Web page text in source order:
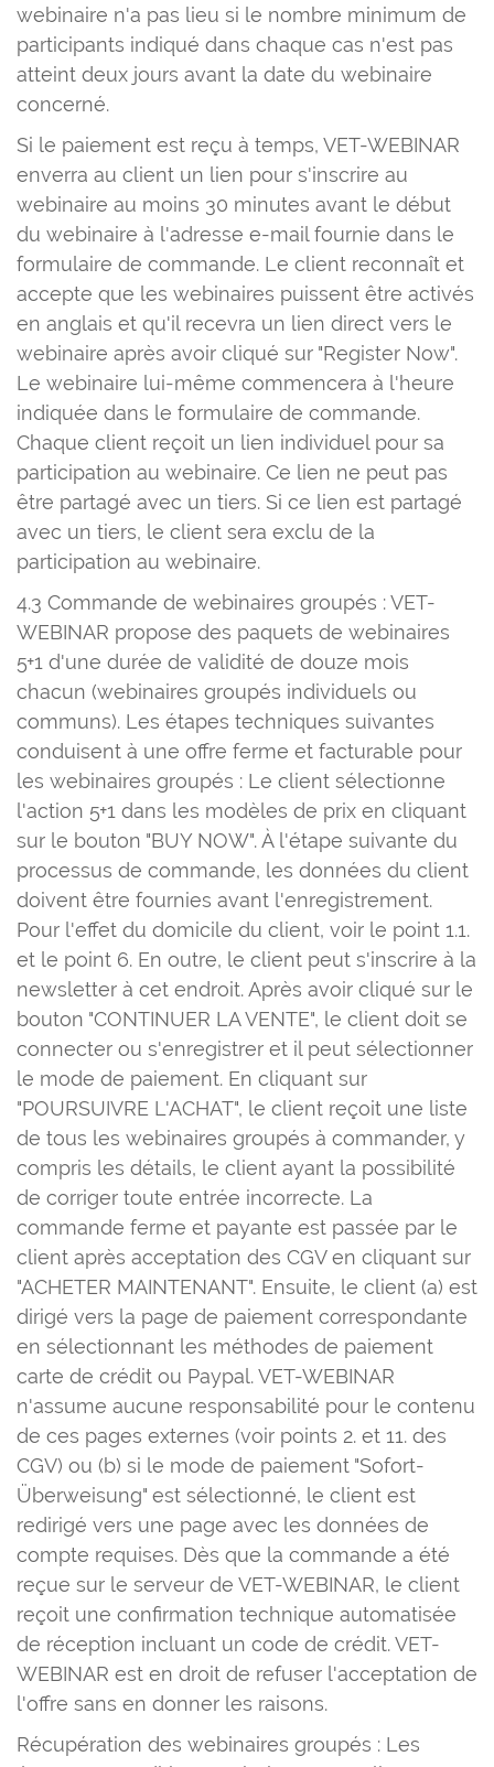
webinaire n'a pas lieu si le nombre minimum de
participants indiqué dans chaque cas n'est pas
atteint deux jours avant la date du webinaire
concerné.
Si le paiement est reçu à temps, VET-WEBINAR
enverra au client un lien pour s'inscrire au
webinaire au moins 30 minutes avant le début
du webinaire à l'adresse e-mail fournie dans le
formulaire de commande. Le client reconnaît et
accepte que les webinaires puissent être activés
en anglais et qu'il recevra un lien direct vers le
webinaire après avoir cliqué sur "Register Now".
Le webinaire lui-même commencera à l'heure
indiquée dans le formulaire de commande.
Chaque client reçoit un lien individuel pour sa
participation au webinaire. Ce lien ne peut pas
être partagé avec un tiers. Si ce lien est partagé
avec un tiers, le client sera exclu de la
participation au webinaire.
4.3 Commande de webinaires groupés : VET-
WEBINAR propose des paquets de webinaires
5+1 d'une durée de validité de douze mois
chacun (webinaires groupés individuels ou
communs). Les étapes techniques suivantes
conduisent à une offre ferme et facturable pour
les webinaires groupés : Le client sélectionne
l'action 5+1 dans les modèles de prix en cliquant
sur le bouton "BUY NOW". À l'étape suivante du
processus de commande, les données du client
doivent être fournies avant l'enregistrement.
Pour l'effet du domicile du client, voir le point 1.1.
et le point 6. En outre, le client peut s'inscrire à la
newsletter à cet endroit. Après avoir cliqué sur le
bouton "CONTINUER LA VENTE", le client doit se
connecter ou s'enregistrer et il peut sélectionner
le mode de paiement. En cliquant sur
"POURSUIVRE L'ACHAT", le client reçoit une liste
de tous les webinaires groupés à commander, y
compris les détails, le client ayant la possibilité
de corriger toute entrée incorrecte. La
commande ferme et payante est passée par le
client après acceptation des CGV en cliquant sur
"ACHETER MAINTENANT". Ensuite, le client (a) est
dirigé vers la page de paiement correspondante
en sélectionnant les méthodes de paiement
carte de crédit ou Paypal. VET-WEBINAR
n'assume aucune responsabilité pour le contenu
de ces pages externes (voir points 2. et 11. des
CGV) ou (b) si le mode de paiement "Sofort-
Überweisung" est sélectionné, le client est
redirigé vers une page avec les données de
compte requises. Dès que la commande a été
reçue sur le serveur de VET-WEBINAR, le client
reçoit une confirmation technique automatisée
de réception incluant un code de crédit. VET-
WEBINAR est en droit de refuser l'acceptation de
l'offre sans en donner les raisons.
Récupération des webinaires groupés : Les